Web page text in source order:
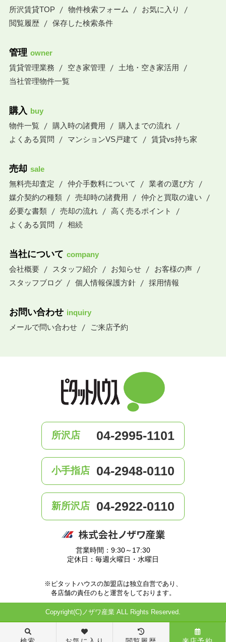
所沢賃貸TOP
物件検索フォーム
お気に入り
閲覧履歴
保存した検索条件
管理 owner
賃貸管理業務
空き家管理
土地・空き家活用
当社管理物件一覧
購入 buy
物件一覧
購入時の諸費用
購入までの流れ
よくある質問
マンションVS戸建て 賃貸vs持ち家
売却 sale
無料売却査定
仲介手数料について
業者の選び方
媒介契約の種類
売却時の諸費用
仲介と買取の違い
必要な書類
売却の流れ
高く売るポイント
よくある質問
相続
当社について company
会社概要
スタッフ紹介 お知らせ
お客様の声
スタッフブログ
個人情報保護方針 採用情報
お問い合わせ inquiry
メールで問い合わせ
ご来店予約
所沢店 04-2995-1101
小手指店 04-2948-0110
新所沢店 04-2922-0110
営業時間：9:30～17:30
定休日：毎週火曜日・水曜日
※ピタットハウスの加盟店は独立自営であり、
各店舗の責任のもと運営をしております。
Copyright(C)ノザワ産業 ALL Rights Reserved.